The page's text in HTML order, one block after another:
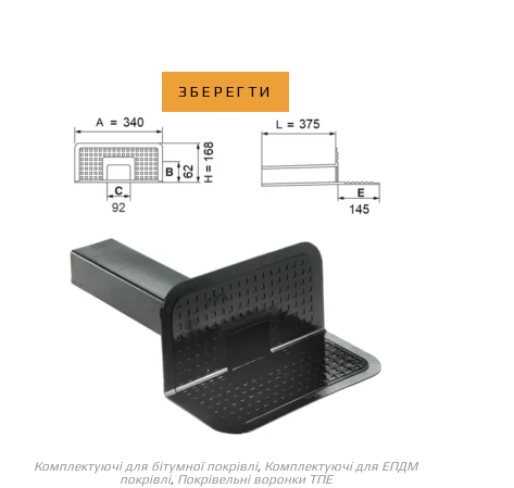
ЗБЕРЕГТИ
ОБЕРІТЬ ОПЦІЇ
Комплектуючі для бітумної покрівлі, Комплектуючі для ЕПДМ
покрівлі, Покрівельні воронки ТПЕ